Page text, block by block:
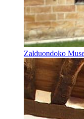
Zalduondoko